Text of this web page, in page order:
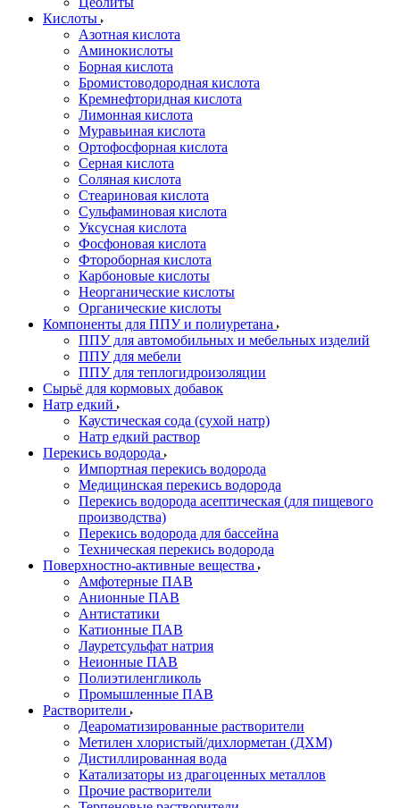
Кислоты
Азотная кислота
Аминокислоты
Борная кислота
Бромистоводородная кислота
Кремнефторидная кислота
Лимонная кислота
Муравьиная кислота
Ортофосфорная кислота
Серная кислота
Соляная кислота
Стеариновая кислота
Сульфаминовая кислота
Уксусная кислота
Фосфоновая кислота
Фтороборная кислота
Карбоновые кислоты
Неорганические кислоты
Органические кислоты
Компоненты для ППУ и полиуретана
ППУ для автомобильных и мебельных изделий
ППУ для мебели
ППУ для теплогидроизоляции
Сырьё для кормовых добавок
Натр едкий
Каустическая сода (сухой натр)
Натр едкий раствор
Перекись водорода
Импортная перекись водорода
Медицинская перекись водорода
Перекись водорода асептическая (для пищевого
производства)
Перекись водорода для бассейна
Техническая перекись водорода
Поверхностно-активные вещества
Амфотерные ПАВ
Анионные ПАВ
Антистатики
Катионные ПАВ
Лауретсульфат натрия
Неионные ПАВ
Полиэтиленгликоль
Промышленные ПАВ
Растворители
Деароматизированные растворители
Метилен хлористый/дихлорметан (ДХМ)
Дистиллированная вода
Катализаторы из драгоценных металлов
Прочие растворители